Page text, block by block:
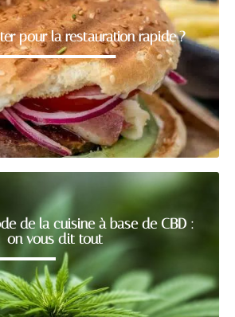
pour la restauration rapide ?
de la cuisine à base de CBD :
on vous dit tout